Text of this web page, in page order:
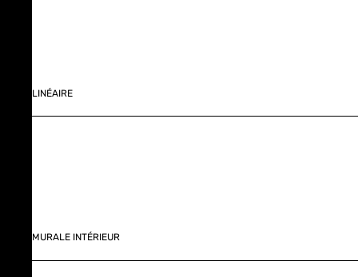
LINÉAIRE
MURALE INTÉRIEUR